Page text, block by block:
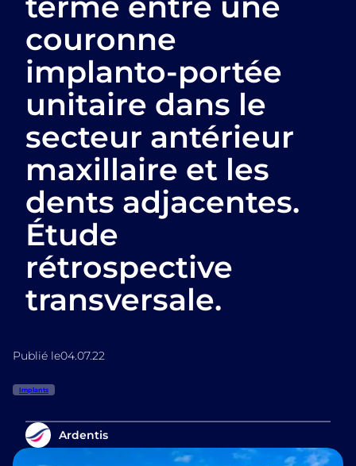
couronne
implanto-portée
unitaire dans le
secteur antérieur
maxillaire et les
dents adjacentes.
Étude
rétrospective
transversale.
Publié le04.07.22
Implants
Ardentis